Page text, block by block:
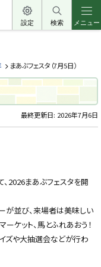
設定 検索 メニュー
まあぶフェスタ（7月5日）
最終更新日: 2026年7月6日
2026まあぶフェスタを開
が並び、来場者は美味しい
ケット、馬とふれあおう！
ズや大抽選会などが行わ